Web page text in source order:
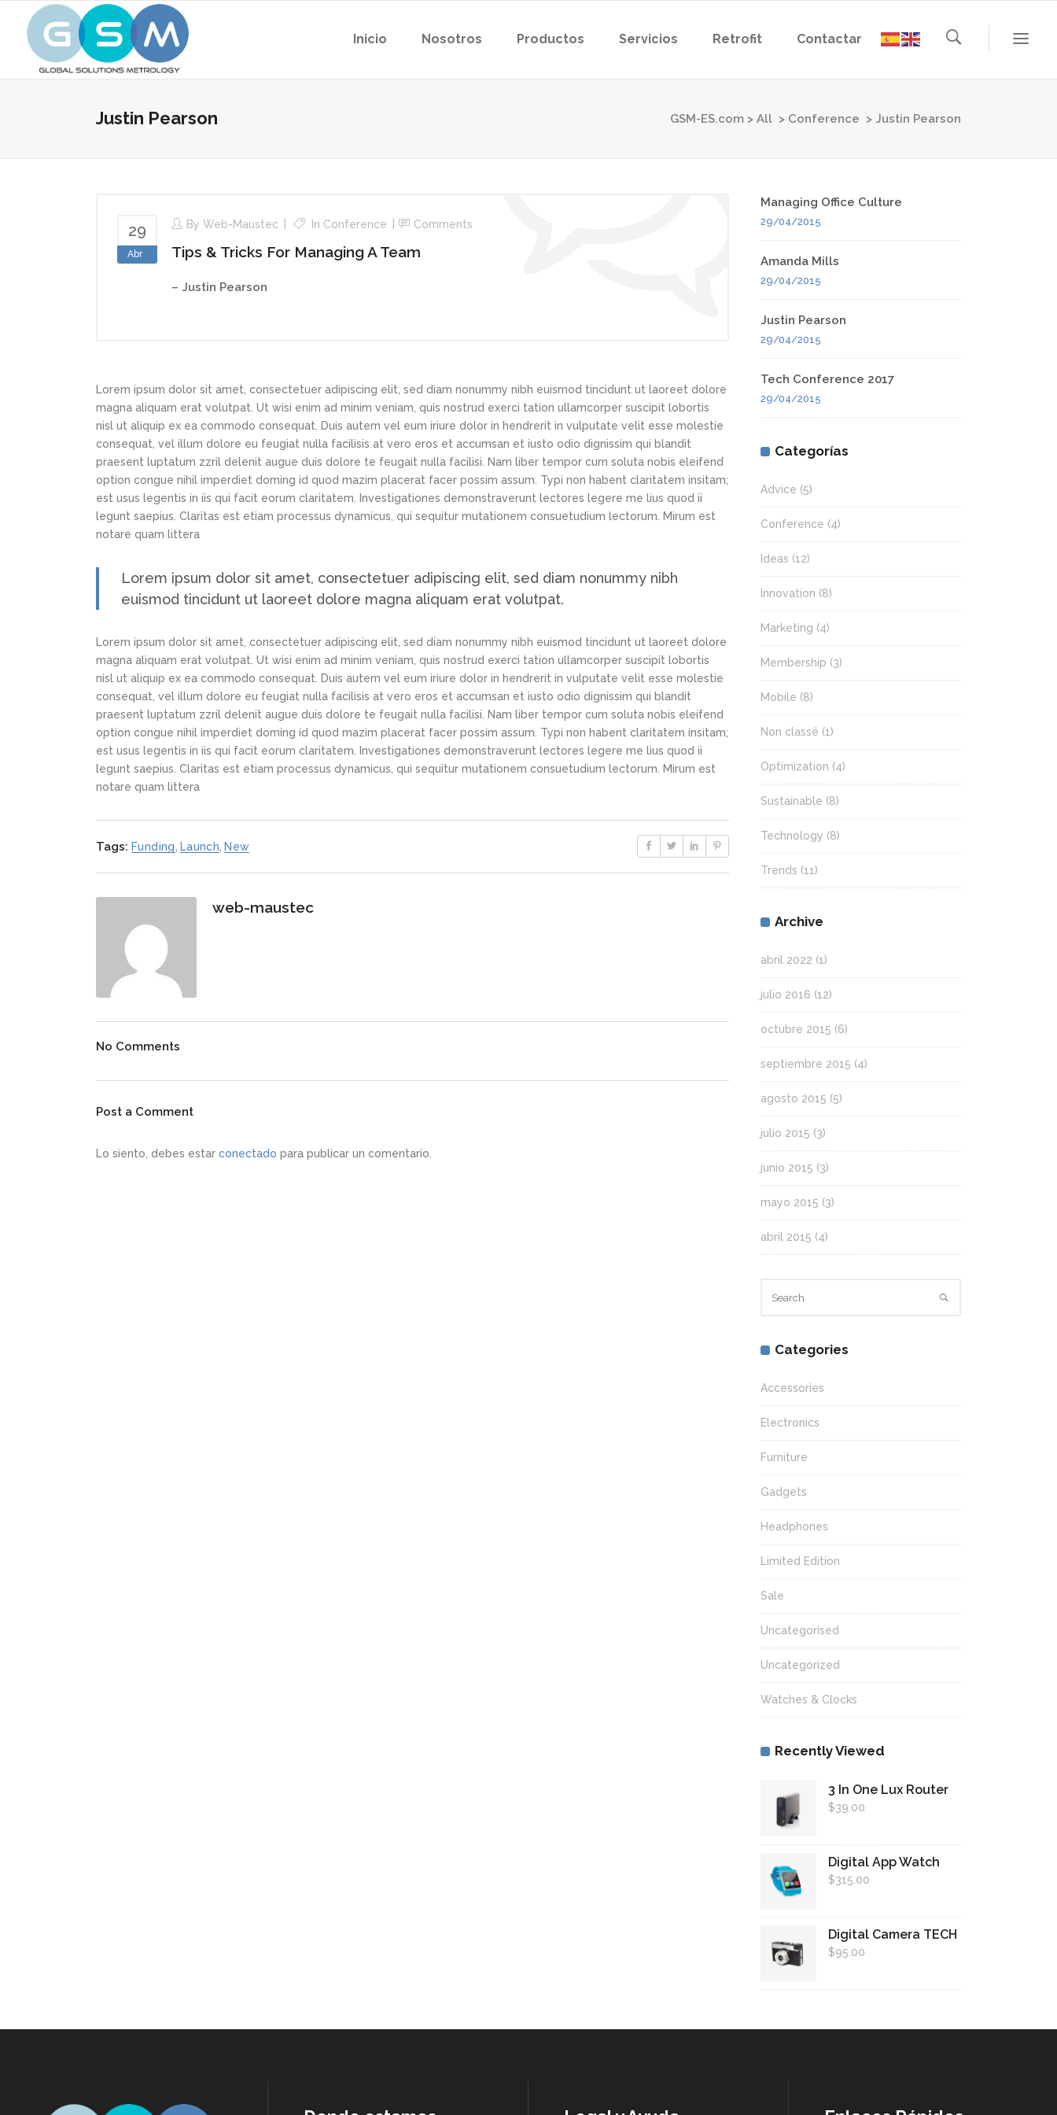
Inicio Nosotros Productos Servicios Retrofit Contactar
Justin Pearson GSM-ES.com > All > Conference > Justin Pearson
29
Abr
By Web-Maustec In Conference Comments
Tips & Tricks For Managing A Team
– Justin Pearson
Lorem ipsum dolor sit amet, consectetuer adipiscing elit, sed diam nonummy nibh euismod tincidunt ut laoreet dolore
magna aliquam erat volutpat. Ut wisi enim ad minim veniam, quis nostrud exerci tation ullamcorper suscipit lobortis
nisl ut aliquip ex ea commodo consequat. Duis autem vel eum iriure dolor in hendrerit in vulputate velit esse molestie
consequat, vel illum dolore eu feugiat nulla facilisis at vero eros et accumsan et iusto odio dignissim qui blandit
praesent luptatum zzril delenit augue duis dolore te feugait nulla facilisi. Nam liber tempor cum soluta nobis eleifend
option congue nihil imperdiet doming id quod mazim placerat facer possim assum. Typi non habent claritatem insitam;
est usus legentis in iis qui facit eorum claritatem. Investigationes demonstraverunt lectores legere me lius quod ii
legunt saepius. Claritas est etiam processus dynamicus, qui sequitur mutationem consuetudium lectorum. Mirum est
notare quam littera
Lorem ipsum dolor sit amet, consectetuer adipiscing elit, sed diam nonummy nibh
euismod tincidunt ut laoreet dolore magna aliquam erat volutpat.
Lorem ipsum dolor sit amet, consectetuer adipiscing elit, sed diam nonummy nibh euismod tincidunt ut laoreet dolore
magna aliquam erat volutpat. Ut wisi enim ad minim veniam, quis nostrud exerci tation ullamcorper suscipit lobortis
nisl ut aliquip ex ea commodo consequat. Duis autem vel eum iriure dolor in hendrerit in vulputate velit esse molestie
consequat, vel illum dolore eu feugiat nulla facilisis at vero eros et accumsan et iusto odio dignissim qui blandit
praesent luptatum zzril delenit augue duis dolore te feugait nulla facilisi. Nam liber tempor cum soluta nobis eleifend
option congue nihil imperdiet doming id quod mazim placerat facer possim assum. Typi non habent claritatem insitam;
est usus legentis in iis qui facit eorum claritatem. Investigationes demonstraverunt lectores legere me lius quod ii
legunt saepius. Claritas est etiam processus dynamicus, qui sequitur mutationem consuetudium lectorum. Mirum est
notare quam littera
Tags: Funding Launch New
web-maustec
No Comments
Post a Comment
Lo siento, debes estar conectado para publicar un comentario.
Managing Office Culture
29/04/2015
Amanda Mills
29/04/2015
Justin Pearson
29/04/2015
Tech Conference 2017
29/04/2015
Categorías
Advice (5)
Conference (4)
Ideas (12)
Innovation (8)
Marketing (4)
Membership (3)
Mobile (8)
Non classé (1)
Optimization (4)
Sustainable (8)
Technology (8)
Trends (11)
Archive
abril 2022 (1)
julio 2016 (12)
octubre 2015 (6)
septiembre 2015 (4)
agosto 2015 (5)
julio 2015 (3)
junio 2015 (3)
mayo 2015 (3)
abril 2015 (4)
Categories
Accessories
Electronics
Furniture
Gadgets
Headphones
Limited Edition
Sale
Uncategorised
Uncategorized
Watches & Clocks
Recently Viewed
3 In One Lux Router
$39.00
Digital App Watch
$315.00
Digital Camera TECH
$95.00